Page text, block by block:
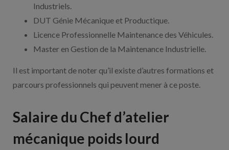
Industriels.
DUT Génie Mécanique et Productique.
Licence Professionnelle Maintenance des Véhicules.
Master en Gestion de la Maintenance Industrielle.
Il est important de noter qu’il existe d’autres formations et
parcours professionnels qui peuvent mener à ce poste.
Salaire du Chef d’atelier
mécanique poids lourd